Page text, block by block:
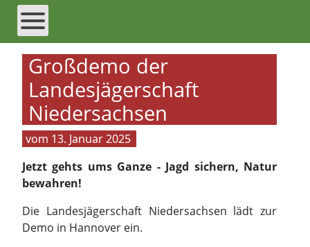
Großdemo der
Landesjägerschaft
Niedersachsen
13. Januar 2025
Jetzt gehts ums Ganze - Jagd sichern, Natur
bewahren!
Die Landesjägerschaft Niedersachsen lädt zur
Demo in Hannover ein.